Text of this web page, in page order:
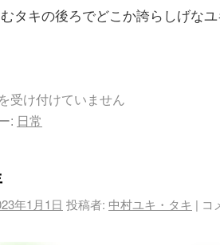
タキの後ろでどこか誇らしげな
受け付けていません
: 日常
年1月1日 投稿者: 中村ユキ・タキ | コ